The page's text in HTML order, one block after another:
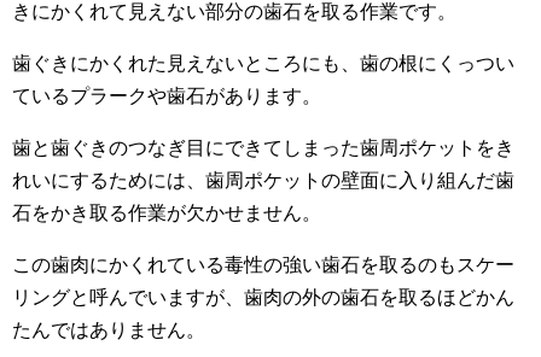
きにかくれて見えない部分の歯石を取る作業です。
歯ぐきにかくれた見えないところにも、歯の根にくっつい
ているプラークや歯石があります。
歯と歯ぐきのつなぎ目にできてしまった歯周ポケットをき
れいにするためには、歯周ポケットの壁面に入り組んだ歯
石をかき取る作業が欠かせません。
この歯肉にかくれている毒性の強い歯石を取るのもスケー
リングと呼んでいますが、歯肉の外の歯石を取るほどかん
たんではありません。